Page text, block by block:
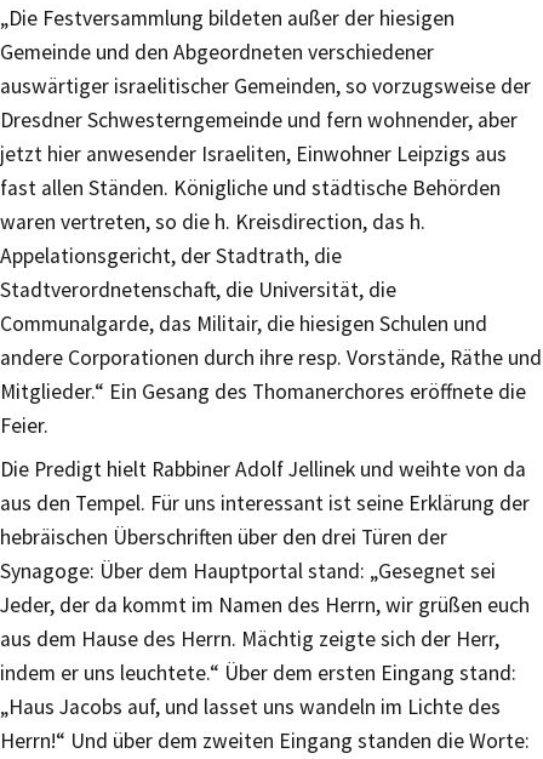
„Die Festversammlung bildeten außer der hiesigen
Gemeinde und den Abgeordneten verschiedener
auswärtiger israelitischer Gemeinden, so vorzugsweise der
Dresdner Schwesterngemeinde und fern wohnender, aber
jetzt hier anwesender Israeliten, Einwohner Leipzigs aus
fast allen Ständen. Königliche und städtische Behörden
waren vertreten, so die h. Kreisdirection, das h.
Appelationsgericht, der Stadtrath, die
Stadtverordnetenschaft, die Universität, die
Communalgarde, das Militair, die hiesigen Schulen und
andere Corporationen durch ihre resp. Vorstände, Räthe und
Mitglieder.“ Ein Gesang des Thomanerchores eröffnete die
Feier.
Die Predigt hielt Rabbiner Adolf Jellinek und weihte von da
aus den Tempel. Für uns interessant ist seine Erklärung der
hebräischen Überschriften über den drei Türen der
Synagoge: Über dem Hauptportal stand: „Gesegnet sei
Jeder, der da kommt im Namen des Herrn, wir grüßen euch
aus dem Hause des Herrn. Mächtig zeigte sich der Herr,
indem er uns leuchtete.“ Über dem ersten Eingang stand:
„Haus Jacobs auf, und lasset uns wandeln im Lichte des
Herrn!“ Und über dem zweiten Eingang standen die Worte: